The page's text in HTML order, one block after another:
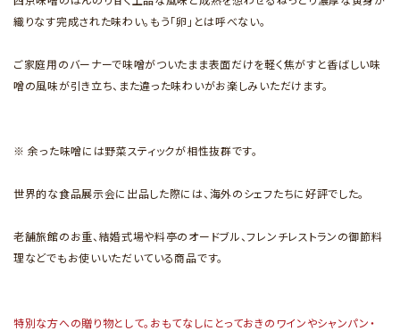
織りなす完成された味わい。もう「卵」とは呼べない。
ご家庭用のバーナーで味噌がついたまま表面だけを軽く焦がすと香ばしい味
噌の風味が引き立ち、また違った味わいがお楽しみいただけます。
※ 余った味噌には野菜スティックが相性抜群です。
世界的な食品展示会に出品した際には、海外のシェフたちに好評でした。
老舗旅館のお重、結婚式場や料亭のオードブル、フレンチレストランの御節料
理などでもお使いいただいている商品です。
特別な方への贈り物として。おもてなしにとっておきのワインやシャンパン・